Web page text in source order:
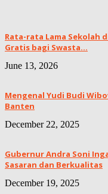
Rata-rata Lama Sekolah
Gratis bagi Swasta...
June 13, 2026
Mengenal Yudi Budi
Banten
December 22, 2025
Gubernur Andra Soni
Sasaran dan Berkualitas
December 19, 2025